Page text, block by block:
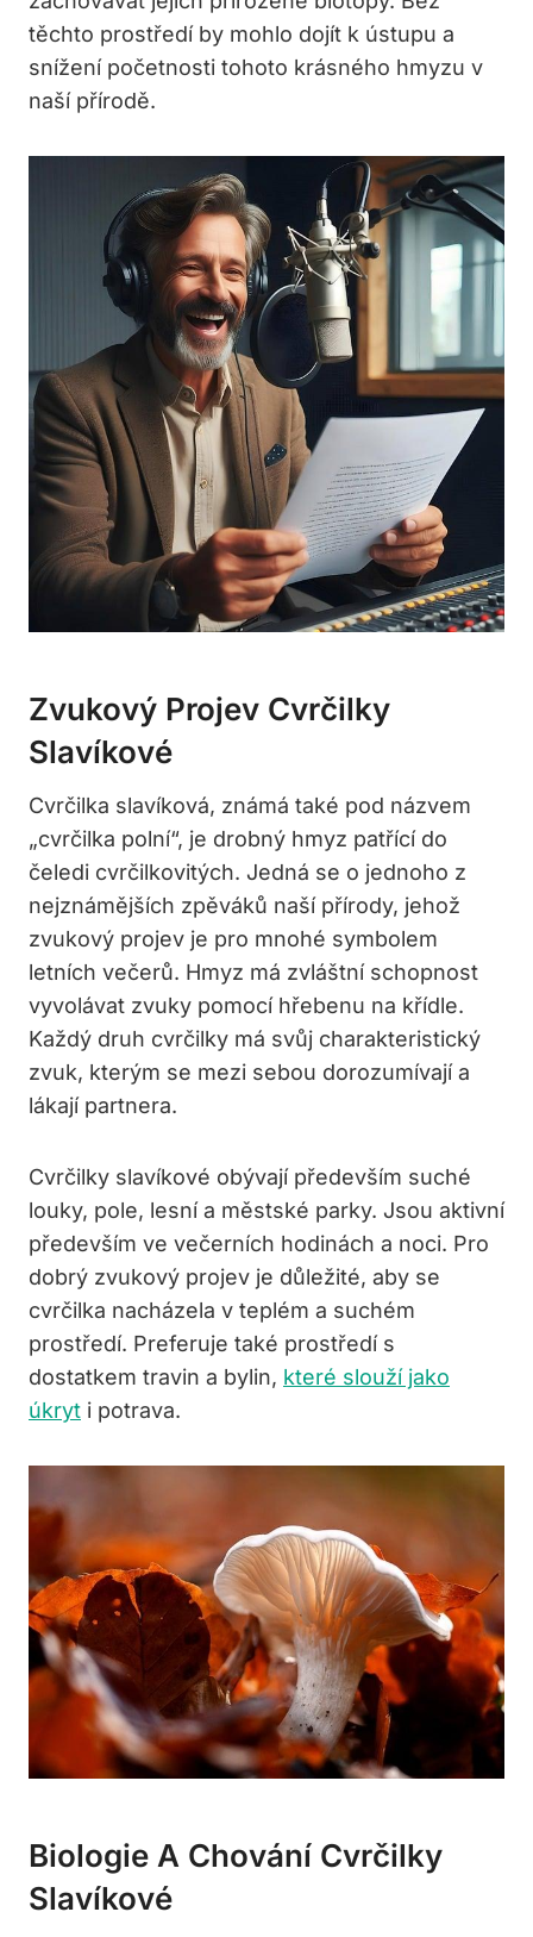
těchto prostředí by mohlo dojít k ústupu a
snížení početnosti tohoto krásného hmyzu v
naší přírodě.
Zvukový Projev Cvrčilky
Slavíkové
Cvrčilka slavíková, známá také pod názvem
„cvrčilka polní“, je drobný hmyz patřící do
čeledi cvrčilkovitých. Jedná se o jednoho z
nejznámějších zpěváků naší přírody, jehož
zvukový projev je pro mnohé symbolem
letních večerů. Hmyz má zvláštní schopnost
vyvolávat zvuky pomocí hřebenu na křídle.
Každý druh cvrčilky má svůj charakteristický
zvuk, kterým se mezi sebou dorozumívají a
lákají partnera.
Cvrčilky slavíkové obývají především suché
louky, pole, lesní a městské parky. Jsou aktivní
především ve večerních hodinách a noci. Pro
dobrý zvukový projev je důležité, aby se
cvrčilka nacházela v teplém a suchém
prostředí. Preferuje také prostředí s
dostatkem travin a bylin, které slouží jako
úkryt i potrava.
Biologie A Chování Cvrčilky
Slavíkové